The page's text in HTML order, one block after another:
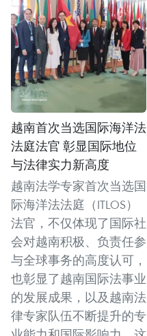
越南首次当选国际海洋法
法庭法官 彰显国际地位
与法律实力新高度
越南法学专家首次当选国
际海洋法法庭（ITLOS）
法官，不仅体现了国际社
会对越南积极、负责任参
与全球事务的高度认可，
也彰显了越南国际法事业
的发展成果，以及越南法
律专家队伍不断提升的专